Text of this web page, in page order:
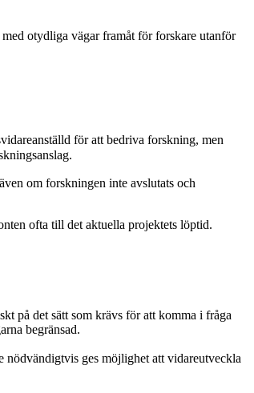
otydliga vägar framåt för forskare utanför
för att bedriva forskning, men
om forskningen inte avslutats och
ofta till det aktuella projektets löptid.
på det sätt som krävs för att komma i fråga
begränsad.
nödvändigtvis ges möjlighet att vidareutveckla